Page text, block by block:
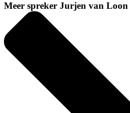
Meer spreker Jurjen van Loon